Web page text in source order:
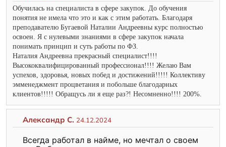
Обучилась на специалиста в сфере закупок. До обучения
понятия не имела что это и как с этим работать. Благодаря
преподавателю Бугаевой Наталии Андреевны курс полностью
освоен. Я с нулевыми знаниями в сфере закупок начала
понимать принцип и суть работы по ФЗ.
Наталия Андреевна прекрасный специалист!!!!
Высококвалифицированный профессионал!!!! Желаю Вам
успехов, здоровья, новых побед и достижений!!!!! Коллективу
эмменеджмент процветания и побольше благодарных
клиентов!!!!! Обращусь ли я еще раз?! Несомненно!!!! 200%.
Александр С. 24.12.2024
Всегда работал в найме, но мечтал о своем